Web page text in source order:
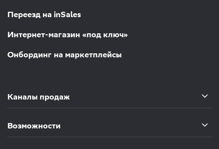
Переезд на inSales
Интернет-магазин «под ключ»
Онбординг на маркетплейсы
Каналы продаж
Возможности